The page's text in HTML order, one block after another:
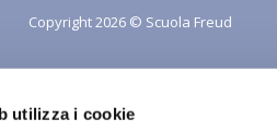
utilizza i cookie
Copyright 2026 © Scuola Freud